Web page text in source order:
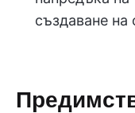
създаване на